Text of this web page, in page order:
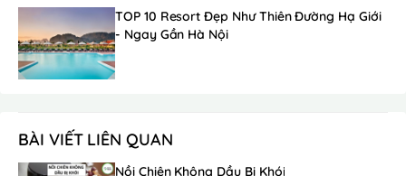
TOP 10 Resort Đẹp Như Thiên Đường Hạ Giới
- Ngay Gần Hà Nội
BÀI VIẾT LIÊN QUAN
Nồi Chiên Không Dầu Bị Khói